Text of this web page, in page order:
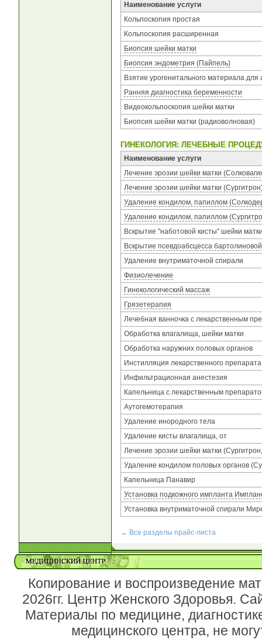
Наименование услуги
Кольпоскопия простая
Кольпоскопия расширенная
Биопсия шейки матки
Биопсия эндометрия (Пайпель)
Взятие урогенитального материала для
Ранняя диагностика беременности
Видеокольпоскопия шейки матки
Биопсия шейки матки (радиоволновая)
ГИНЕКОЛОГИЯ: ЛЕЧЕБНЫЕ
Наименование услуги
Лечение эрозии шейки матки
Лечение эрозии шейки матки
Удаление кондилом, папиллом
Удаление кондилом, папиллом
Вскрытие "наботовой кисты" шейки
Вскрытие псевдоабсцесса
Удаление внутриматочной спирали
Физиолечение
Гинекологический массаж
Грязетерапия
Лечебная ванночка с лекарственным
Обработка влагалища, шейки матки
Обработка наружних половых органов
Инстилляция лекарственного препарата
Инфильтрационная анестезия
Капельница с лекарственным
Аутогемотерапия
Удаление инородного тела
Удаление кисты влагалища, от
Лечение эрозии шейки матки
Удаление кондилом половых органов
Капельница Панавир
Установка подкожного импланта
Установка внутриматочной спирали
← Все разделы прайс-листа
Копирование и воспроизведение
2026гг. Центр Женского Здоровья.
Материалы по медицине,
медицинского центра, не